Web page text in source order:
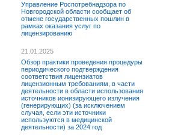
Управление Роспотребнадзора по
Новгородской области сообщает об
отмене государственных пошлин в
рамках оказания услуг по
лицензированию
21.01.2025
Обзор практики проведения процедуры
периодического подтверждения
соответствия лицензиатов
лицензионным требованиям, в части
деятельности в области использования
источников ионизирующего излучения
(генерирующих) (за исключением
случая, если эти источники
используются в медицинской
деятельности) за 2024 год